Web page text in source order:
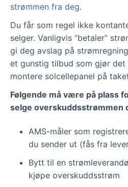
strømmen fra deg.
Du får som regel ikke
selger. Vanligvis “betaler”
gi deg avslag på
et gunstig tilbud som gjør det
montere solcellepanel på
Følgende må være på plass
selge overskuddsstrømmen
AMS-måler som
du sender ut (fås fra
Bytt til en
kjøpe overskuddsstrøm